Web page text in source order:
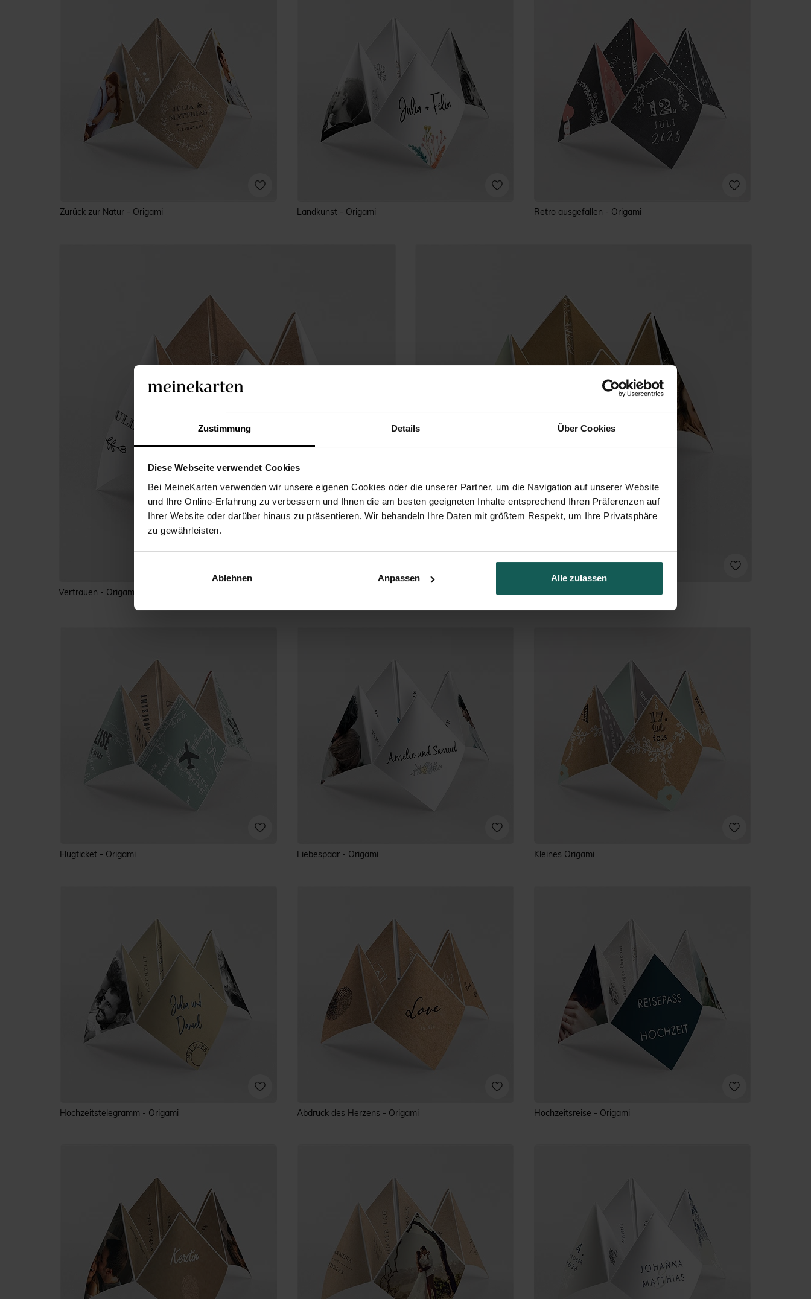
Zustimmung Details Über Cookies
Diese Webseite verwendet Cookies
Bei MeineKarten verwenden wir unsere eigenen Cookies oder die unserer Partner, um die Navigation auf unserer Website
und Ihre Online-Erfahrung zu verbessern und Ihnen die am besten geeigneten Inhalte entsprechend Ihren Präferenzen auf
Ihrer Website oder darüber hinaus zu präsentieren. Wir behandeln Ihre Daten mit größtem Respekt, um Ihre Privatsphäre
zu gewährleisten.
Ablehnen Anpassen Alle zulassen
Zurück zur Natur - Origami Landkunst - Origami Retro ausgefallen - Origami
Vertrauen - Origami Weiße Blüten - Origami
Flugticket - Origami Liebespaar - Origami Kleines Origami
Hochzeitstelegramm - Origami Abdruck des Herzens - Origami Hochzeitsreise - Origami